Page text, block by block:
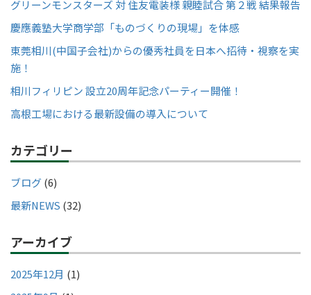
グリーンモンスターズ 対 住友電装様 親睦試合 第２戦 結果報告
慶應義塾大学商学部「ものづくりの現場」を体感
東莞相川(中国子会社)からの優秀社員を日本へ招待・視察を実
施！
相川フィリピン 設立20周年記念パーティー開催！
高根工場における最新設備の導入について
カテゴリー
ブログ (6)
最新NEWS (32)
アーカイブ
2025年12月 (1)